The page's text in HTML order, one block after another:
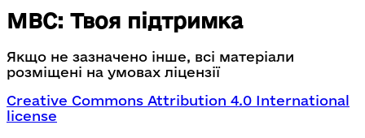
МВС: Твоя підтримка
Якщо не зазначено інше, всі матеріали
розміщені на умовах ліцензії
Creative Commons Attribution 4.0 International
license